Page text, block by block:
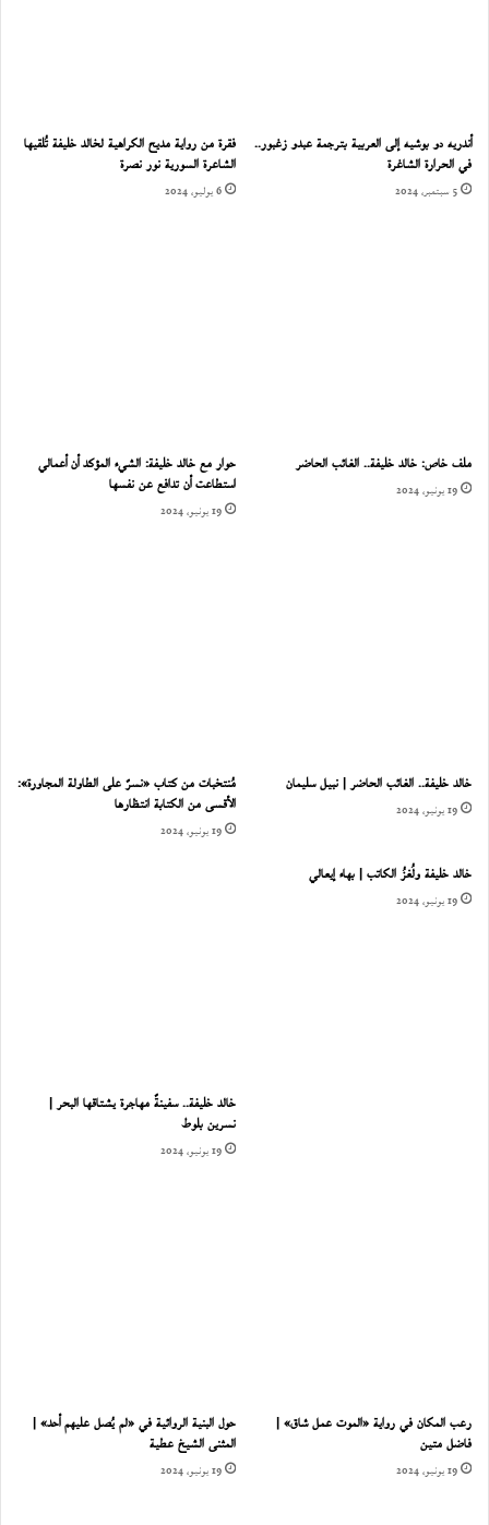
أندريه دو بوشيه إلى العربية بترجمة عبدو زغبور..
في الحرارة الشاغرة
5 سبتمبر، 2024
فقرة من رواية مديح الكراهية لخالد خليفة تُلقيها
الشاعرة السورية نور نصرة
6 يوليو، 2024
ملف خاص: خالد خليفة.. الغائب الحاضر
19 يونيو، 2024
حوار مع خالد خليفة: الشيء المؤكد أن أعمالي
استطاعت أن تدافع عن نفسها
19 يونيو، 2024
خالد خليفة.. الغائب الحاضر | نبيل سليمان
19 يونيو، 2024
مُنتخبات من كتاب «نسرٌ على الطاولة المجاورة»:
الأقسى من الكتابة انتظارها
19 يونيو، 2024
خالد خليفة ولُغزُ الكاتب | بهاء إيعالي
19 يونيو، 2024
خالد خليفة.. سفينةٌ مهاجرة يشتاقها البحر |
نسرين بلوط
19 يونيو، 2024
رعب المكان في رواية «الموت عمل شاق» |
فاضل متين
19 يونيو، 2024
حول البنية الروائية في «لم يُصل عليهم أحد» |
المثنى الشيخ عطية
19 يونيو، 2024